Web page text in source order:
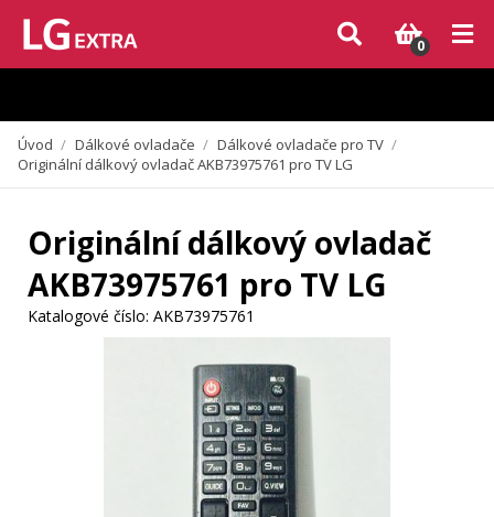
Vzhledem k aktuální situaci se může dodání dílů, které nejsou skladem,
zpozdit. Děkujeme za pochopení.
0
Úvod / Dálkové ovladače / Dálkové ovladače pro TV /
Originální dálkový ovladač AKB73975761 pro TV LG
Originální dálkový ovladač
AKB73975761 pro TV LG
Katalogové číslo: AKB73975761